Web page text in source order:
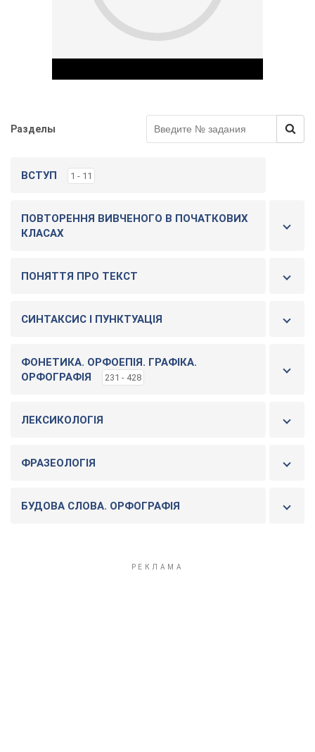
Разделы
ВСТУП 1 - 11
ПОВТОРЕННЯ ВИВЧЕНОГО В ПОЧАТКОВИХ
КЛАСАХ
ПОНЯТТЯ ПРО ТЕКСТ
СИНТАКСИС І ПУНКТУАЦІЯ
ФОНЕТИКА. ОРФОЕПІЯ. ГРАФІКА.
ОРФОГРАФІЯ
231 - 428
ЛЕКСИКОЛОГІЯ
ФРАЗЕОЛОГІЯ
БУДОВА СЛОВА. ОРФОГРАФІЯ